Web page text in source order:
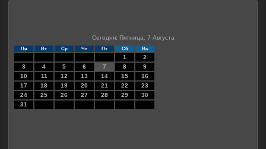
Сегодня: Пятница, 7 Августа
Пн Вт Ср Чт Пт Сб Вс
1
2
3
4 5 6 7 8
9
10
11 12 13 14 15
16
17
18 19 20 21 22
23
24
25 26 27 28 29
30
31